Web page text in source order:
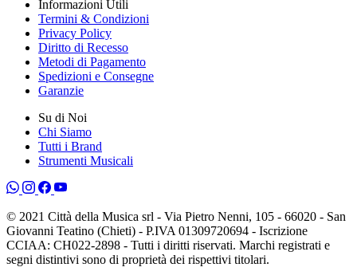
Informazioni Utili
Termini & Condizioni
Privacy Policy
Diritto di Recesso
Metodi di Pagamento
Spedizioni e Consegne
Garanzie
Su di Noi
Chi Siamo
Tutti i Brand
Strumenti Musicali
© 2021 Città della Musica srl - Via Pietro Nenni, 105 - 66020 - San
Giovanni Teatino (Chieti) - P.IVA 01309720694 - Iscrizione
CCIAA: CH022-2898 - Tutti i diritti riservati. Marchi registrati e
segni distintivi sono di proprietà dei rispettivi titolari.